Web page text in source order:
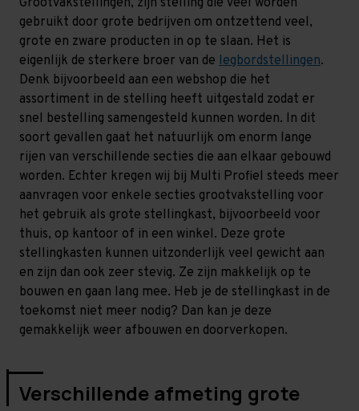
gebruikt door grote bedrijven om ontzettend veel,
grote en zware producten in op te slaan. Het is
eigenlijk de sterkere broer van de legbordstellingen.
Denk bijvoorbeeld aan een webshop die het
assortiment in de stelling heeft uitgestald zodat er
snel bestelling samengesteld kunnen worden. In dit
soort gevallen gaat het natuurlijk om enorm lange
rijen van verschillende secties die aan elkaar gebouwd
worden. Echter kregen wij bij Multi Profiel steeds meer
aanvragen voor enkele secties grootvakstelling voor
het gebruik als grote stellingkast, bijvoorbeeld voor
thuis, op kantoor of in een winkel. Deze grote
stellingkasten kunnen uitzonderlijk veel gewicht aan
en zijn dan ook zeer stevig. Ze zijn makkelijk op te
bouwen en gaan lang mee. Heb je de stellingkast in de
toekomst niet meer nodig? Dan kan je deze
gemakkelijk weer afbouwen en doorverkopen.
Verschillende afmeting grote